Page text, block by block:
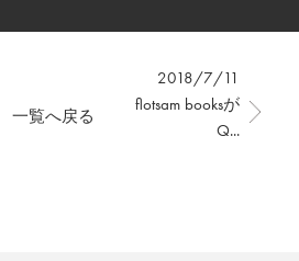
2018/7/11
flotsam booksが
Q...
一覧へ戻る